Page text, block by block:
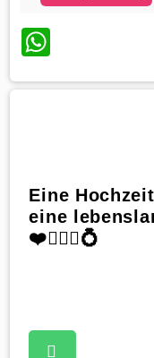
Eine
eine
❤️👰🏼‍♀️💍